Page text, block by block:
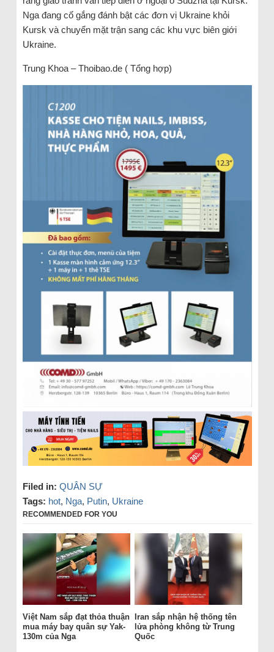
Nga đang cố gắng đánh bật các đơn vị Ukraine khỏi
Kursk và chuyển mặt trận sang các khu vực biên giới
Ukraine.
Trung Khoa – Thoibao.de ( Tổng hợp)
Filed in: QUÂN SỰ
Tags: hot, Nga, Putin, Ukraine
RECOMMENDED FOR YOU
Việt Nam sắp đạt thỏa thuận
mua máy bay quân sự Yak-
130m của Nga
Iran sắp nhận hệ thống tên
lửa phòng không từ Trung
Quốc